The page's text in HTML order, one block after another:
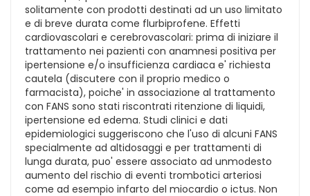
solitamente con prodotti destinati ad un uso limitato
e di breve durata come flurbiprofene. Effetti
cardiovascolari e cerebrovascolari: prima di iniziare il
trattamento nei pazienti con anamnesi positiva per
ipertensione e/o insufficienza cardiaca e' richiesta
cautela (discutere con il proprio medico o
farmacista), poiche' in associazione al trattamento
con FANS sono stati riscontrati ritenzione di liquidi,
ipertensione ed edema. Studi clinici e dati
epidemiologici suggeriscono che l'uso di alcuni FANS
specialmente ad altidosaggi e per trattamenti di
lunga durata, puo' essere associato ad unmodesto
aumento del rischio di eventi trombotici arteriosi
come ad esempio infarto del miocardio o ictus. Non